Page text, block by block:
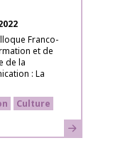
Franco-
et de
de la
: La
Culture
En savoir plus